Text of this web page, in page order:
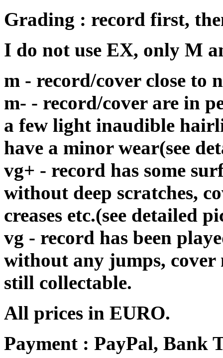
Grading : record first,
I do not use EX, only M
m - record/cover close
m- - record/cover are in
a few light inaudible
have a minor wear(see
vg+ - record has some
without deep scratches,
creases etc.(see detailed
vg - record has been
without any jumps, cover
still collectable.
All prices in EURO.
Payment : PayPal, Bank